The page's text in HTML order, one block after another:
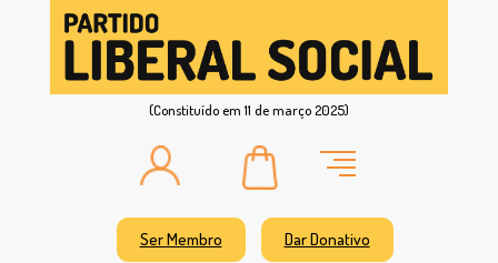
(Constituído em 11 de março 2025)
Ser Membro Dar Donativo